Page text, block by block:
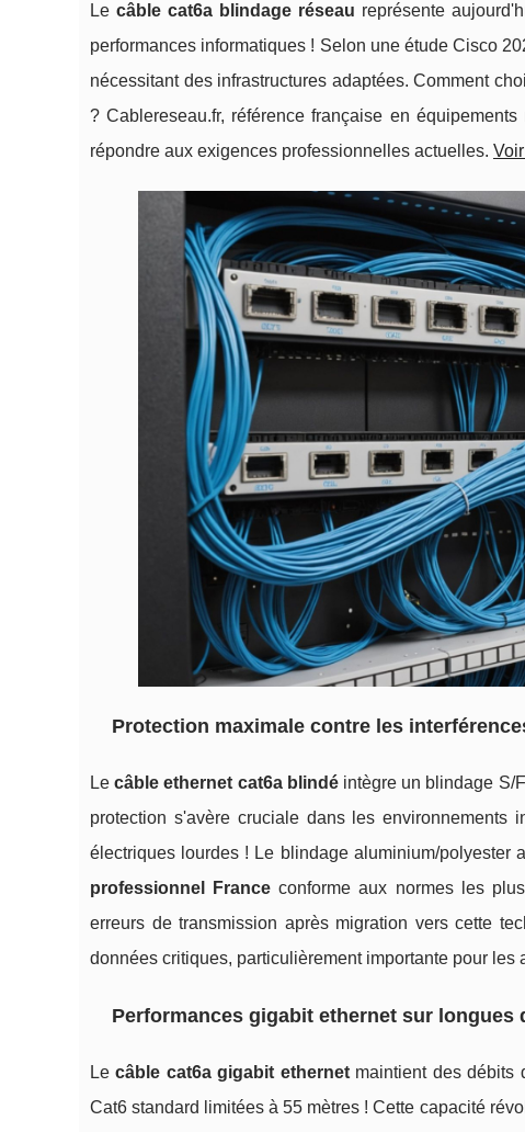
Lecâble cat6a blindage réseau représente
performances informatiques ! Selon une étude Cisco
nécessitant des infrastructures adaptées. Comment
? Cablereseau.fr, référence française en
répondre aux exigences professionnelles actuelles.
Protection maximale contre les
Lecâble ethernet cat6a blindéintègre un blindage S/
protection s'avère cruciale dans les environnements
électriques lourdes ! Le blindage aluminium/polyester
professionnel France conforme aux normes les
erreurs de transmission après migration vers cette
données critiques, particulièrement importante pour
Performances gigabit ethernet sur longues
Lecâble cat6a gigabit ethernetmaintient des débits
Cat6 standard limitées à 55 mètres ! Cette capacité